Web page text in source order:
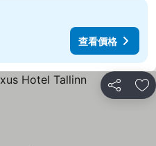
查看價格
分享 加